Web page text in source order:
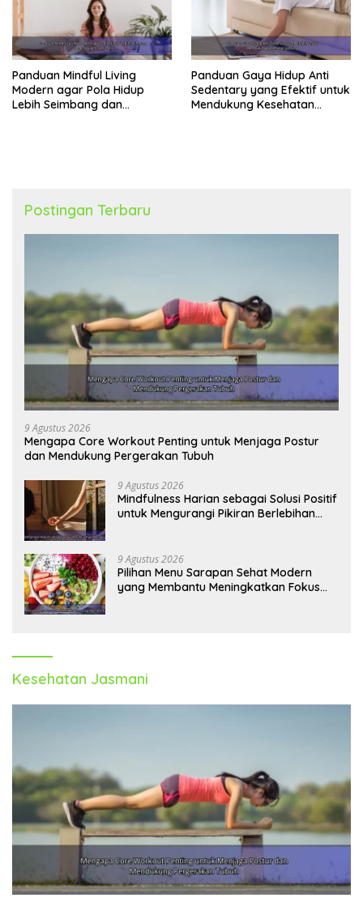
Panduan Mindful Living
Modern agar Pola Hidup
Lebih Seimbang dan
Panduan Gaya Hidup Anti
Sedentary yang Efektif untuk
Mendukung Kesehatan
Postingan Terbaru
9 Agustus 2026
Mengapa Core Workout Penting untuk Menjaga Postur
dan Mendukung Pergerakan Tubuh
9 Agustus 2026
Mindfulness Harian sebagai Solusi Positif
untuk Mengurangi Pikiran Berlebihan
9 Agustus 2026
Pilihan Menu Sarapan Sehat Modern
yang Membantu Meningkatkan Fokus
Kesehatan Jasmani